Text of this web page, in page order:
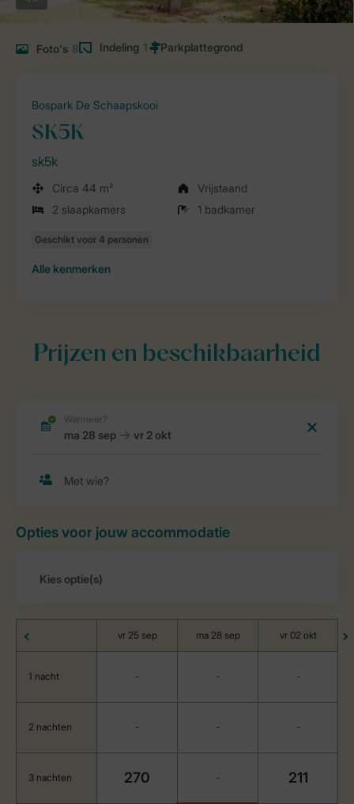
Foto's 8 Indeling 1
Bospark De Schaapskooi
SK5K
sk5k
Circa 44 m²
Vrijstaand
2 slaapkamers
1 badkamer
Alle kenmerken
Prijzen en beschikbaarheid
Opties voor jouw accommodatie
vr 25 sep ma 28 sep vr 02 okt
1 nacht - - -
2 nachten - - -
3 nachten 270 - 211